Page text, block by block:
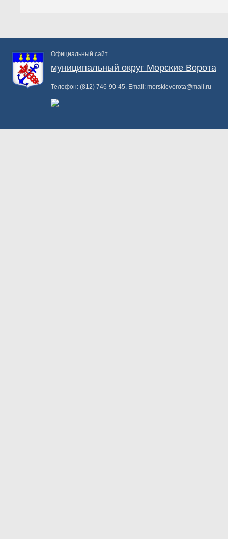
Официальный сайт
муниципальный округ Морские Ворота
Телефон: (812) 746-90-45. Email: morskievorota@mail.ru